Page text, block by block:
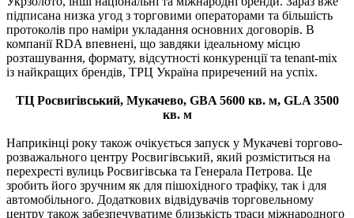
підписана низка угод з торговими операторами та більшість
протоколів про наміри укладання основних договорів. В
компанії RDA впевнені, що завдяки ідеальному місцю
розташування, формату, відсутності конкуренції та tenant-mix
із найкращих брендів, ТРЦ Україна приречений на успіх.
ТЦ Росвигівський, Мукачево, GBA 5600 кв. м, GLA 3500
кв. м
Наприкінці року також очікується запуск у Мукачеві торгово-
розважального центру Росвигівський, який розміститься на
перехресті вулиць Росвигівська та Генерала Петрова. Це
зробить його зручним як для пішохідного трафіку, так і для
автомобільного. Додаткових відвідувачів торговельному
центру також забезпечуватиме близькість траси міжнародного